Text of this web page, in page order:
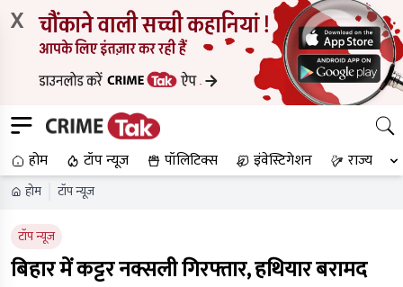
X
होम टॉप न्यूज पॉलिटिक्स इंवेस्टिगेशन राज्य
होम टॉप न्यूज
टॉप न्यूज
बिहार में कट्टर नक्सली गिरफ्तार, हथियार बरामद